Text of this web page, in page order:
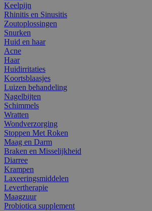
Keelpijn
Rhinitis en Sinusitis
Zoutoplossingen
Snurken
Huid en haar
Acne
Haar
Huidirritaties
Koortsblaasjes
Luizen behandeling
Nagelbijten
Schimmels
Wratten
Wondverzorging
Stoppen Met Roken
Maag en Darm
Braken en Misselijkheid
Diarree
Krampen
Laxeeringsmiddelen
Levertherapie
Maagzuur
Probiotica supplement